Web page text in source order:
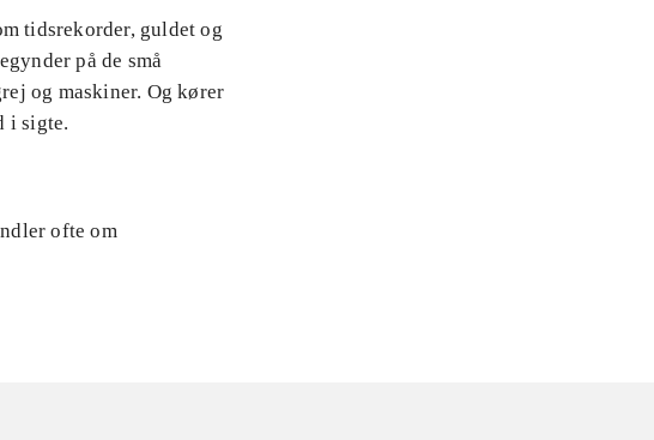
tidsrekorder, guldet og
på de små
og maskiner. Og kører
i sigte.
ofte om